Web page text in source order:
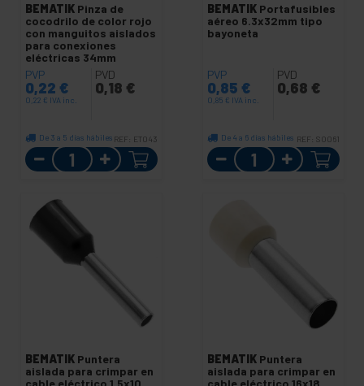
BEMATIK Pinza de
cocodrilo de color rojo
con manguitos aislados
para conexiones
eléctricas 34mm
PVP
0,22 €
0,22 € IVA inc.
PVD
0,18 €
De 3 a 5 días hábiles REF: ET043
Cantidad
BEMATIK Portafusibles
aéreo 6.3x32mm tipo
bayoneta
PVP
0,85 €
0,85 € IVA inc.
PVD
0,68 €
De 4 a 6 días hábiles REF: SO061
Cantidad
BEMATIK Puntera
aislada para crimpar en
cable eléctrico 1.5x10
BEMATIK Puntera
aislada para crimpar en
cable eléctrico 16x18